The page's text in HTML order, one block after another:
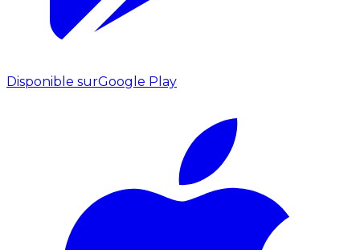
Disponible surGoogle Play